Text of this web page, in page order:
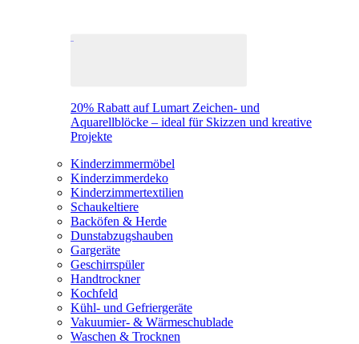
20% Rabatt auf Lumart Zeichen- und
Aquarellblöcke – ideal für Skizzen und kreative
Projekte
Kinderzimmermöbel
Kinderzimmerdeko
Kinderzimmertextilien
Schaukeltiere
Backöfen & Herde
Dunstabzugshauben
Gargeräte
Geschirrspüler
Handtrockner
Kochfeld
Kühl- und Gefriergeräte
Vakuumier- & Wärmeschublade
Waschen & Trocknen